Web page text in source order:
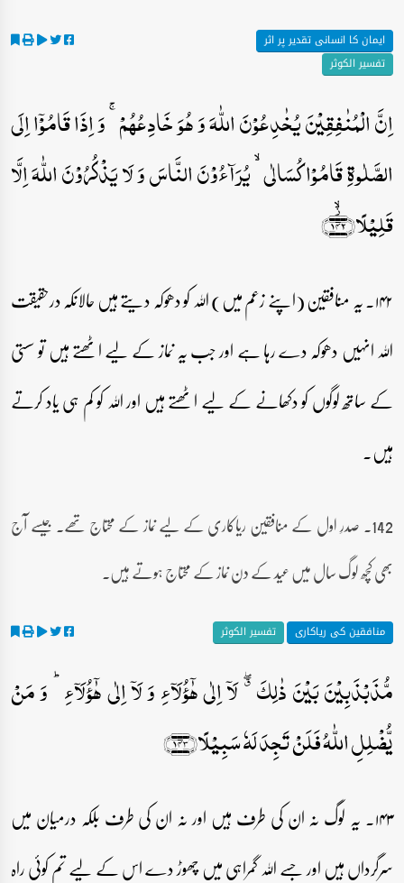
ایمان کا انسانی تقدیر پر اثر
تفسیر الکوثر
اِنَّ الۡمُنٰفِقِیۡنَ یُخٰدِعُوۡنَ اللّٰہَ وَ ہُوَ خَادِعُہُمۡ ۚ وَ اِذَا قَامُوۡۤا اِلَی
الصَّلٰوۃِ قَامُوۡا کُسَالٰی ۙ یُرَآءُوۡنَ النَّاسَ وَ لَا یَذۡکُرُوۡنَ اللّٰہَ اِلَّا
قَلِیۡلًا﴿۱۴۲﴾۫ۙ
۱۴۲۔ یہ منافقین (اپنے زعم میں) اللہ کو دھوکہ دیتے ہیں حالانکہ درحقیقت
اللہ انہیں دھوکہ دے رہا ہے اور جب یہ نماز کے لیے اٹھتے ہیں تو سستی
کے ساتھ لوگوں کو دکھانے کے لیے اٹھتے ہیں اور اللہ کو کم ہی یاد کرتے
ہیں۔
142۔ صدرِ اول کے منافقین ریاکاری کے لیے نماز کے محتاج تھے۔ جیسے آج
بھی کچھ لوگ سال میں عید کے دن نماز کے محتاج ہوتے ہیں۔
منافقین کی ریاکاری تفسیر الکوثر
مُّذَبۡذَبِیۡنَ بَیۡنَ ذٰلِکَ ٭ۖ لَاۤ اِلٰی ہٰۤؤُلَآءِ وَ لَاۤ اِلٰی ہٰۤؤُلَآءِ ؕ وَ مَنۡ
یُّضۡلِلِ اللّٰہُ فَلَنۡ تَجِدَ لَہٗ سَبِیۡلًا﴿۱۴۳﴾
۱۴۳۔ یہ لوگ نہ ان کی طرف ہیں اور نہ ان کی طرف بلکہ درمیان میں
سرگرداں ہیں اور جسے اللہ گمراہی میں چھوڑ دے اس کے لیے تم کوئی راہ